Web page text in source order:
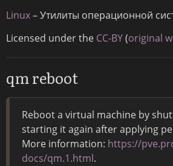
Linux– Утилиты операционной
Licensed under the CC-BY(original
qm reboot
Reboot a virtual machine by
starting it again after applying
More information: https://
docs/qm.1.html.